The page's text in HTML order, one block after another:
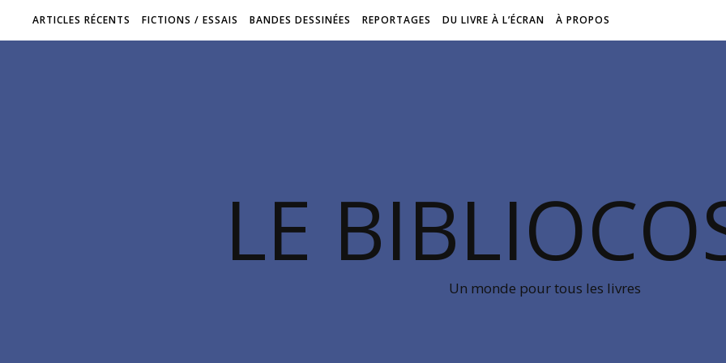
ARTICLES RÉCENTS FICTIONS / ESSAIS BANDES DESSINÉES REPORTAGES DU LIVRE À L’ÉCRAN À PROPOS
LE
Un monde pour tous les livres